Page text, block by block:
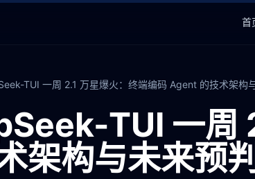
首
TUI 一周 2.1 万星爆火：终端编码 Agent 的技术架构
TUI 一周
架构与未来预判